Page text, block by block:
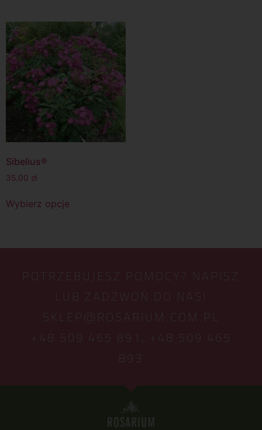
Sibelius®
35.00 zł
Wybierz opcje
POTRZEBUJESZ POMOCY? NAPISZ
LUB ZADZWOŃ DO NAS!
SKLEP@ROSARIUM.COM.PL
+48 509 465 891,
+48 509 465
893